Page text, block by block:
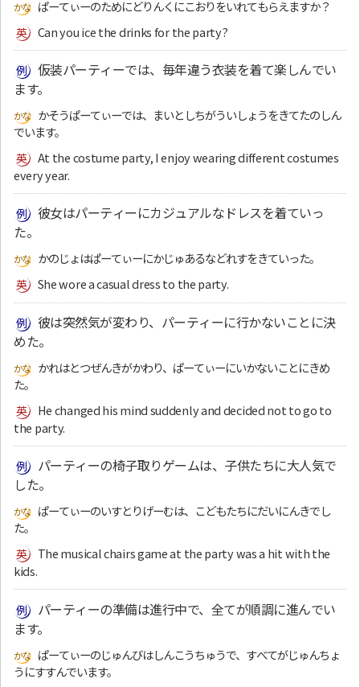
ぱーてぃーのためにどりんくにこおりをいれてもらえますか？
Can you ice the drinks for the party?
仮装パーティーでは、毎年違う衣装を着て楽しんでい
ます。
かそうぱーてぃーでは、まいとしちがういしょうをきてたのしん
でいます。
At the costume party, I enjoy wearing different costumes
every year.
彼女はパーティーにカジュアルなドレスを着ていっ
た。
かのじょはぱーてぃーにかじゅあるなどれすをきていった。
She wore a casual dress to the party.
彼は突然気が変わり、パーティーに行かないことに決
めた。
かれはとつぜんきがかわり、ぱーてぃーにいかないことにきめ
た。
He changed his mind suddenly and decided not to go to
the party.
パーティーの椅子取りゲームは、子供たちに大人気で
した。
ぱーてぃーのいすとりげーむは、こどもたちにだいにんきでし
た。
The musical chairs game at the party was a hit with the
kids.
パーティーの準備は進行中で、全てが順調に進んでい
ます。
ぱーてぃーのじゅんびはしんこうちゅうで、すべてがじゅんちょ
うにすすんでいます。